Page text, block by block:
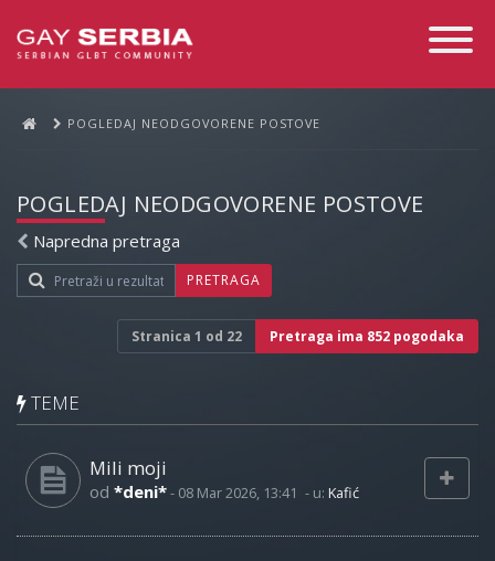
Toggle
POGLEDAJ NEODGOVORENE POSTOVE
POGLEDAJ NEODGOVORENE POSTOVE
Napredna pretraga
PRETRAGA
Stranica 1 od 22 Pretraga ima 852 pogodaka
TEME
Mili moji
od *deni*- 08 Mar 2026, 13:41 - u: Kafić